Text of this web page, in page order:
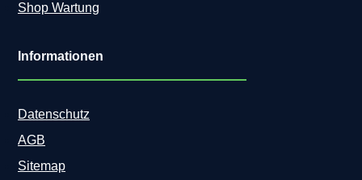
Shop Wartung
Informationen
Datenschutz
AGB
Sitemap